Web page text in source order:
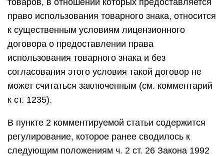
товаров, в отношении которых предоставляется
право использования товарного знака, относится
к существенным условиям лицензионного
договора о предоставлении права
использования товарного знака и без
согласования этого условия такой договор не
может считаться заключенным (см. комментарий
к ст. 1235).
В пункте 2 комментируемой статьи содержится
регулирование, которое ранее сводилось к
следующим положениям ч. 2 ст. 26 Закона 1992